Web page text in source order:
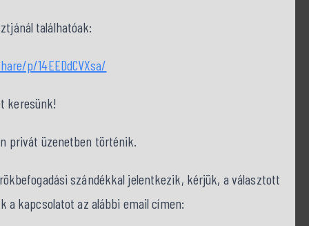
találhatóak:
p/14EEDdCVXsa/
keresünk!
privát üzenetben történik.
szándékkal jelentkezik, kérjük, a választott
a kapcsolatot az alábbi email címen: